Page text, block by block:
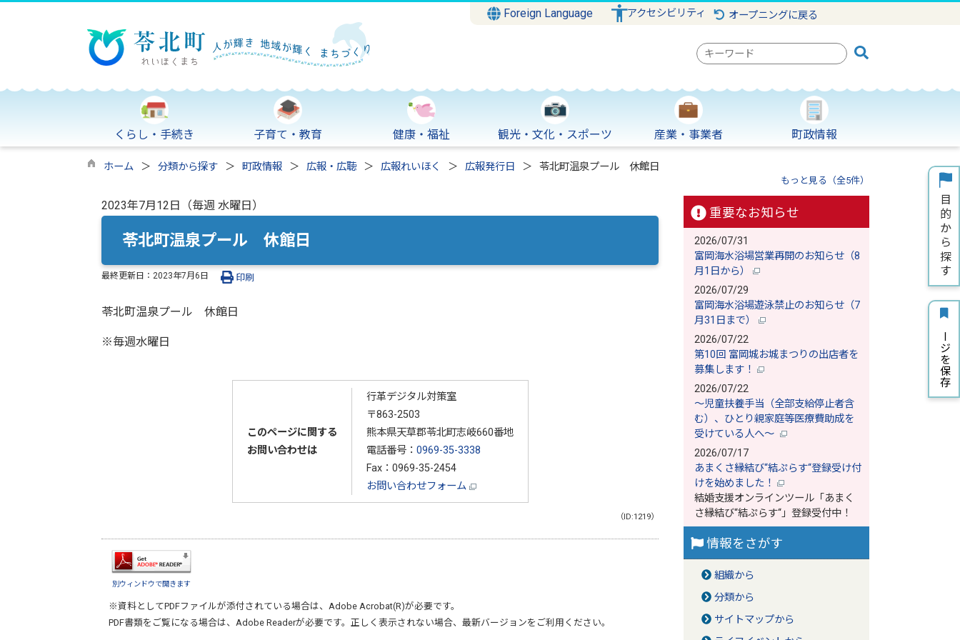
Foreign Language アクセシビリティ オープニングに戻る
検
キ
ー
ワ
ー
くらし・手続き 子育て・教育 健康・福祉 観光・文化・スポーツ 産業・事業者 町政情報
ホーム 分類から探す 町政情報 広報・広聴 広報れいほく 広報発行日 苓北町温泉プール 休館日
もっと見る（全5件）
2023年7月12日（毎週 水曜日）
苓北町温泉プール 休館日
最終更新日： 2023年7月6日 印刷
苓北町温泉プール 休館日
※毎週水曜日
このページに関する
お問い合わせは
行革デジタル対策室
〒863-2503
熊本県天草郡苓北町志岐660番地
電話番号： 0969-35-3338
Fax：0969-35-2454
お問い合わせフォーム
（ID:1219）
別ウィンドウで開きます
※資料としてPDFファイルが添付されている場合は、 Adobe Acrobat(R)が必要です。
PDF書類をご覧になる場合は、 Adobe Readerが必要です。正しく表示されない場合、最新バージョンをご利用ください。
重要なお知らせ
2026/07/31
富岡海水浴場営業再開のお知らせ（8
月1日から）
2026/07/29
富岡海水浴場遊泳禁止のお知らせ（7
月31日まで）
2026/07/22
第10回 富岡城お城まつりの出店者を
募集します！
2026/07/22
～児童扶養手当（全部支給停止者含
む）、ひとり親家庭等医療費助成を
受けている人へ～
2026/07/17
あまくさ縁結び‘‘結ぷらす‘‘登録受け付
けを始めました！
結婚支援オンラインツール「あまく
さ縁結び‘‘結ぷらす‘‘」登録受付中！
情報をさがす
組織から
分類から
サイトマップから
ページを保存